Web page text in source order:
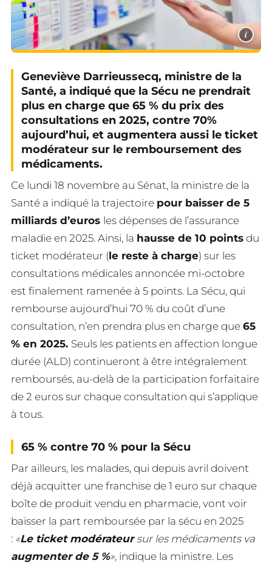
i
Geneviève Darrieussecq, ministre de la
Santé, a indiqué que la Sécu ne prendrait
plus en charge que 65 % du prix des
consultations en 2025, contre 70%
aujourd’hui, et augmentera aussi le ticket
modérateur sur le remboursement des
médicaments.
Ce lundi 18 novembre au Sénat, la ministre de la
Santé a indiqué la trajectoire pour baisser de 5
milliards d’euros les dépenses de l’assurance
maladie en 2025. Ainsi, la hausse de 10 points du
ticket modérateur (le reste à charge) sur les
consultations médicales annoncée mi-octobre
est finalement ramenée à 5 points. La Sécu, qui
rembourse aujourd’hui 70 % du coût d’une
consultation, n’en prendra plus en charge que 65
% en 2025. Seuls les patients en affection longue
durée (ALD) continueront à être intégralement
remboursés, au-delà de la participation forfaitaire
de 2 euros sur chaque consultation qui s’applique
à tous.
65 % contre 70 % pour la Sécu
Par ailleurs, les malades, qui depuis avril doivent
déjà acquitter une franchise de 1 euro sur chaque
boîte de produit vendu en pharmacie, vont voir
baisser la part remboursée par la sécu en 2025
: «Le ticket modérateur sur les médicaments va
augmenter de 5 %», indique la ministre. Les